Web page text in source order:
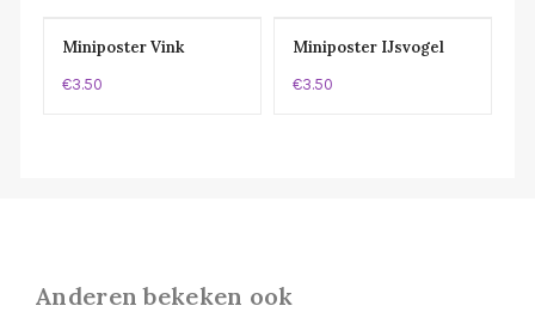
Miniposter Vink
€3.50
Miniposter IJsvogel
€3.50
Anderen bekeken ook